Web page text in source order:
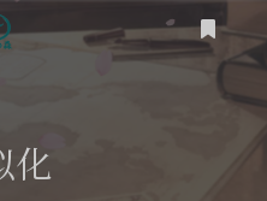
化